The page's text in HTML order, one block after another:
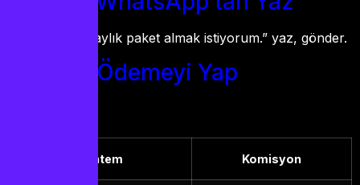
“Merhaba, 12 aylık paket almak istiyorum.” yaz, gönder.
Adım 3: Ödemeyi Yap
Yöntem Komisyon